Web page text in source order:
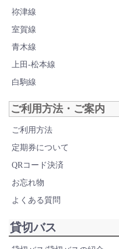
祢津線
室賀線
青木線
上田-松本線
白駒線
ご利用方法・ご案内
ご利用方法
定期券について
QRコード決済
お忘れ物
よくある質問
貸切バス